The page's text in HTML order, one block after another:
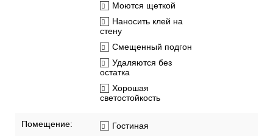
Моются щеткой
Наносить клей на
стену
Смещенный подгон
Удаляются без
остатка
Хорошая
светостойкость
Помещение:
Гостиная